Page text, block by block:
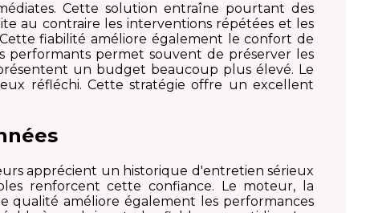
Cette solution entraîne pourtant des
au contraire les interventions répétées et les
fiabilité améliore également le confort de
performants permet souvent de préserver les
un budget beaucoup plus élevé. Le
réfléchi. Cette stratégie offre un excellent
apprécient un historique d'entretien sérieux
renforcent cette confiance. Le moteur, la
qualité améliore également les performances